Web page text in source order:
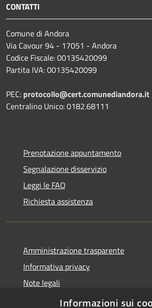
CONTATTI
Comune di Andora
Via Cavour 94 - 17051 - Andora
Codice Fiscale: 00135420099
Partita IVA: 00135420099
PEC: protocollo@cert.comunediandora.it
Centralino Unico: 0182.68111
Prenotazione appuntamento
Segnalazione disservizio
Leggi le FAQ
Richiesta assistenza
Amministrazione trasparente
Informativa privacy
Note legali
Dichiarazione di accessibilità
Informazioni sui